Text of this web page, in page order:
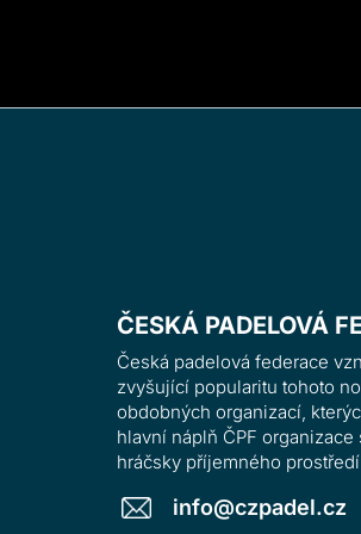
ČESKÁ PADELOVÁ
Česká padelová federace
zvyšující popularitu tohoto
obdobných organizací,
hlavní náplň ČPF
hráčsky příjemného prostředí
info@czpadel.cz